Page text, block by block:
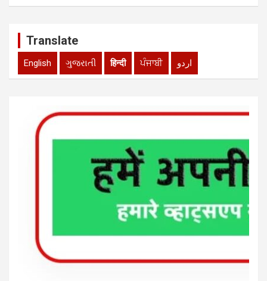
Translate
English ગુજરાતી हिन्दी ਪੰਜਾਬੀ اردو